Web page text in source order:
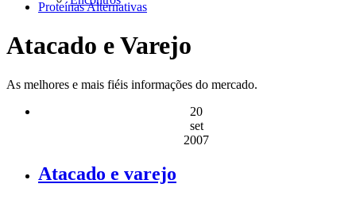
Proteínas Alternativas
Atacado e Varejo
As melhores e mais fiéis informações do mercado.
20
set
2007
Atacado e varejo